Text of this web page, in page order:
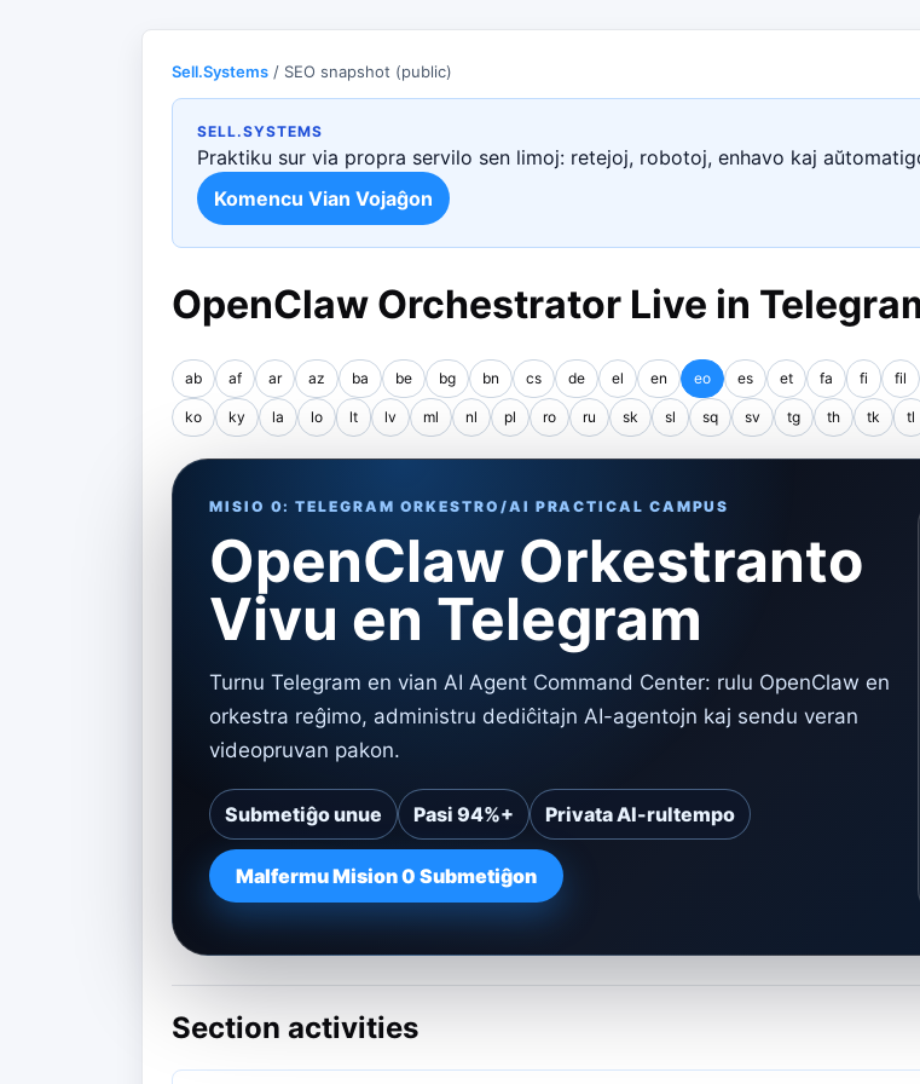
Sell.Systems / SEO snapshot (public)
SELL.SYSTEMS
Praktiku sur via propra servilo sen limoj: retejoj, robotoj, enhavo kaj
Komencu Vian Vojaĝon
OpenClaw Orchestrator Live in
ab af ar az ba be bg bn cs de el en eo es et fa fi fil
ko ky la lo lt lv ml nl pl ro ru sk sl sq sv tg th tk tl
MISIO 0: TELEGRAM ORKESTRO/AI PRACTICAL CAMPUS
OpenClaw Orkestranto
Vivu en Telegram
Turnu Telegram en vian AI Agent Command Center: rulu OpenClaw en
orkestra reĝimo, administru dediĉitajn AI-agentojn kaj sendu veran
videopruvan pakon.
Submetiĝo unue Pasi 94%+ Privata AI-rultempo
Malfermu Mision 0 Submetiĝon
Section activities